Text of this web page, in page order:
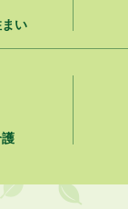
講座」を開催します
い